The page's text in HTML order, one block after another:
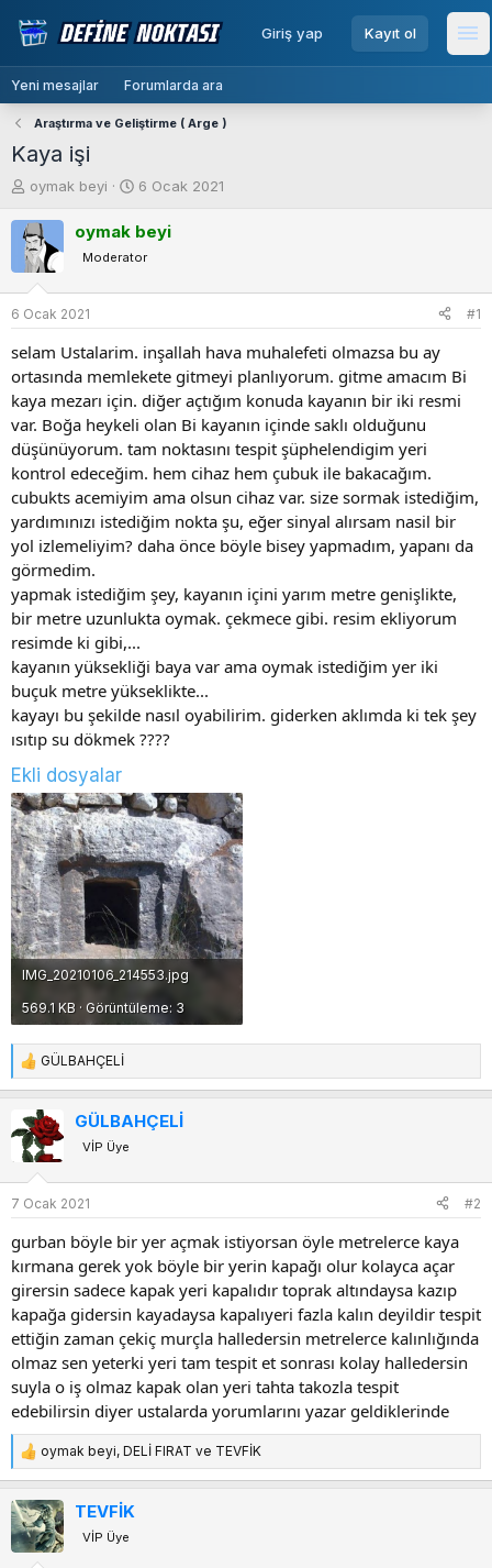
Giriş yap Kayıt ol menu
Yeni mesajlar Forumlarda ara
Araştırma ve Geliştirme ( Arge )
Kaya işi
K
n
b
u
y
u
b
a
ş
a
t
a
n
oymak beyi
B
ş
n
ı
ç
t
i
h
i
6 Ocak 2021
oymak beyi
Moderator
6 Ocak 2021 #1
selam Ustalarim. inşallah hava muhalefeti olmazsa bu ay
ortasında memlekete gitmeyi planlıyorum. gitme amacım Bi
kaya mezarı için. diğer açtığım konuda kayanın bir iki resmi
var. Boğa heykeli olan Bi kayanın içinde saklı olduğunu
düşünüyorum. tam noktasını tespit şüphelendigim yeri
kontrol edeceğim. hem cihaz hem çubuk ile bakacağım.
cubukts acemiyim ama olsun cihaz var. size sormak istediğim,
yardımınızı istediğim nokta şu, eğer sinyal alırsam nasil bir
yol izlemeliyim? daha önce böyle bisey yapmadım, yapanı da
görmedim.
yapmak istediğim şey, kayanın içini yarım metre genişlikte,
bir metre uzunlukta oymak. çekmece gibi. resim ekliyorum
resimde ki gibi,...
kayanın yüksekliği baya var ama oymak istediğim yer iki
buçuk metre yükseklikte...
kayayı bu şekilde nasıl oyabilirim. giderken aklımda ki tek şey
ısıtıp su dökmek ????
Ekli dosyalar
IMG_20210106_214553.jpg
569.1 KB · Görüntüleme: 3
T
e
k
e
GÜLBAHÇELİ
GÜLBAHÇELİ
VİP Üye
7 Ocak 2021 #2
gurban böyle bir yer açmak istiyorsan öyle metrelerce kaya
kırmana gerek yok böyle bir yerin kapağı olur kolayca açar
girersin sadece kapak yeri kapalıdır toprak altındaysa kazıp
kapağa gidersin kayadaysa kapalıyeri fazla kalın deyildir tespit
ettiğin zaman çekiç murçla halledersin metrelerce kalınlığında
olmaz sen yeterki yeri tam tespit et sonrası kolay halledersin
suyla o iş olmaz kapak olan yeri tahta takozla tespit
edebilirsin diyer ustalarda yorumlarını yazar geldiklerinde
T
e
p
k
i
l
oymak beyi, DELİ FIRAT ve TEVFİK
TEVFİK
VİP Üye